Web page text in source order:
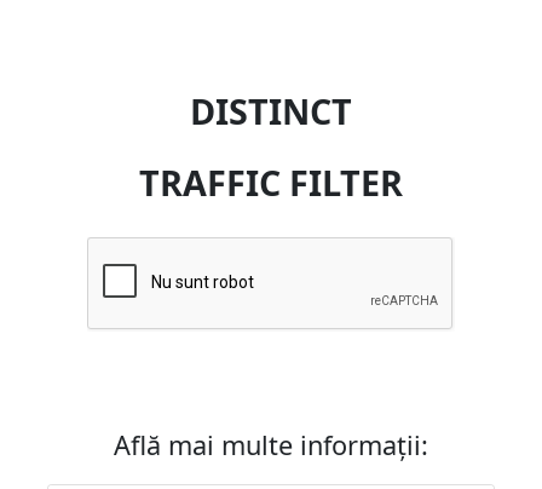
DISTINCT
TRAFFIC FILTER
Află mai multe informații: